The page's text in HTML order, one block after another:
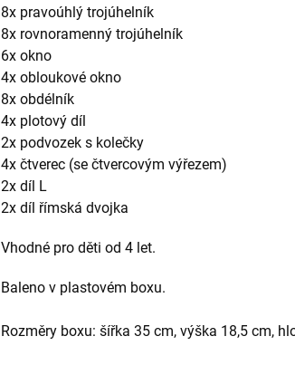
8x pravoúhlý trojúhelník
8x rovnoramenný trojúhelník
6x okno
4x obloukové okno
8x obdélník
4x plotový díl
2x podvozek s kolečky
4x čtverec (se čtvercovým výřezem)
2x díl L
2x díl římská dvojka
Vhodné pro děti od 4 let.
Baleno v plastovém boxu.
Rozměry boxu: šířka 35 cm, výška 18,5 cm,